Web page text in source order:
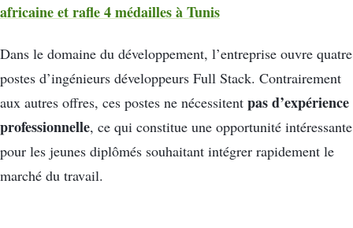
africaine et rafle 4 médailles à Tunis
Dans le domaine du développement, l’entreprise ouvre quatre
postes d’ingénieurs développeurs Full Stack. Contrairement
aux autres offres, ces postes ne nécessitent pas d’expérience
professionnelle, ce qui constitue une opportunité intéressante
pour les jeunes diplômés souhaitant intégrer rapidement le
marché du travail.